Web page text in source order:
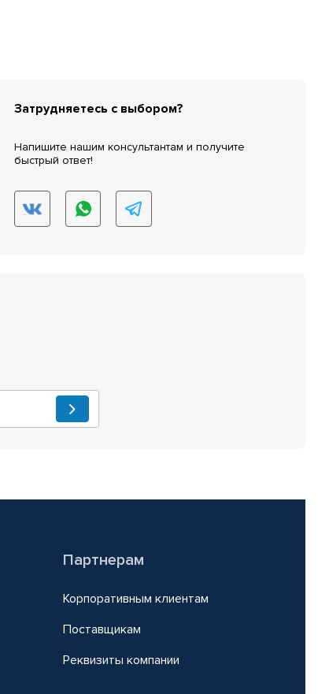
Затрудняетесь с выбором?
Напишите нашим консультантам и получите
быстрый ответ!
Партнерам
Корпоративным клиентам
Поставщикам
Реквизиты компании